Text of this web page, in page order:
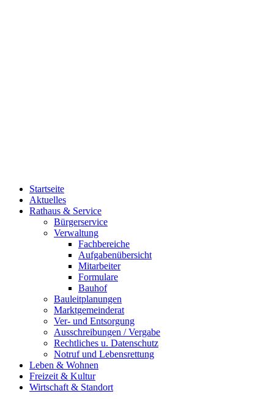
Startseite
Aktuelles
Rathaus & Service
Bürgerservice
Verwaltung
Fachbereiche
Aufgabenübersicht
Mitarbeiter
Formulare
Bauhof
Bauleitplanungen
Marktgemeinderat
Ver- und Entsorgung
Ausschreibungen / Vergabe
Rechtliches u. Datenschutz
Notruf und Lebensrettung
Leben & Wohnen
Freizeit & Kultur
Wirtschaft & Standort